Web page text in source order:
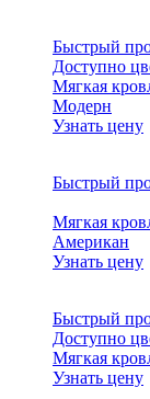
Быстрый
Доступно
Мягкая
Модерн
Узнать цену
Быстрый
Мягкая
Американ
Узнать цену
Быстрый
Доступно
Мягкая
Узнать цену